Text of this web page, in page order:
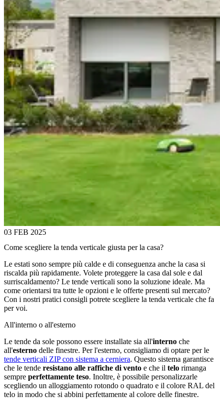
03 FEB 2025
Come scegliere la tenda verticale giusta per la casa?
Le estati sono sempre più calde e di conseguenza anche la casa si
riscalda più rapidamente. Volete proteggere la casa dal sole e dal
surriscaldamento? Le tende verticali sono la soluzione ideale. Ma
come orientarsi tra tutte le opzioni e le offerte presenti sul mercato?
Con i nostri pratici consigli potrete scegliere la tenda verticale che fa
per voi.
All'interno o all'esterno
Le tende da sole possono essere installate sia all'interno che
all'esterno delle finestre. Per l'esterno, consigliamo di optare per le
tende verticali ZIP con sistema a cerniera. Questo sistema garantisce
che le tende resistano alle raffiche di vento e che il telo rimanga
sempre perfettamente teso. Inoltre, è possibile personalizzarle
scegliendo un alloggiamento rotondo o quadrato e il colore RAL del
telo in modo che si abbini perfettamente al colore delle finestre.